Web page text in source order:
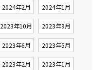
2024年2月 2024年1月
2023年10月 2023年9月
2023年6月 2023年5月
2023年2月 2023年1月